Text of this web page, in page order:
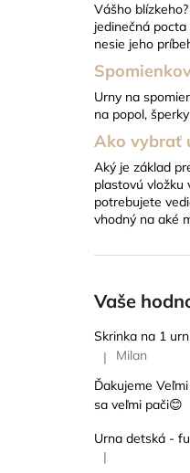
Vášho
jedinečná
nesie jeho
Urny na
na popol,
Ako vybrať
Aký je základ
plastovú vložku
potrebujete
vhodný na aké
Vaše
Skrinka na 1
Hodnotenie
|
Milan
Ďakujeme
sa veľmi pači😊
Urna detská -
Hodnotenie
|
22 EUR